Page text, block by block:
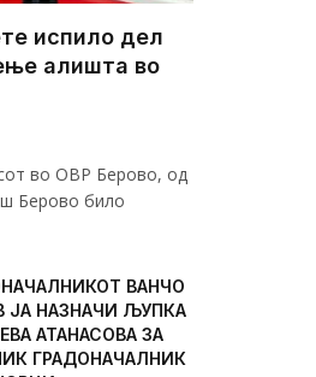
испило дел
алишта во
во ОВР Берово, од
Берово било
ВАНЧО
ЈА НАЗНАЧИ ЉУПКА
АТАНАСОВА ЗА
ГРАДОНАЧАЛНИК